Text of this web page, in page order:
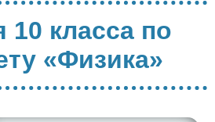
10 класса по
«Физика»